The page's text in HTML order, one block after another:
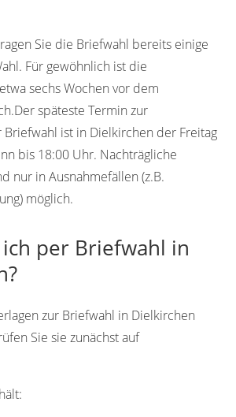
Sie die Briefwahl bereits einige
Für gewöhnlich ist die
sechs Wochen vor dem
späteste Termin zur
ist in Dielkirchen der Freitag
bis 18:00 Uhr. Nachträgliche
nur in Ausnahmefällen (z.B.
möglich.
per Briefwahl in
zur Briefwahl in Dielkirchen
Sie sie zunächst auf